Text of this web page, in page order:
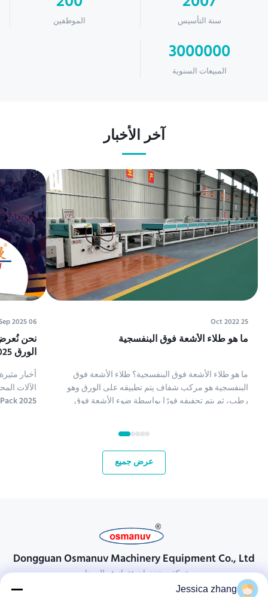
سنة التأسيس الموظفين
3000000
المبيعات السنوية
آخر الأخبار
25 Oct 2022
ما هو طلاء الأشعة فوق البنفسجية
ما هو طلاء الأشعة فوق البنفسجية؟ طلاء الأشعة فوق
البنفسجية هو مركب شفاف يتم تطبيقه على الورق وهو
رطب، ثم يتم تجفيفه فورًا بواسطة ضوء الأشعة فوق
الأشعة فوق البنفسجية). تُستخدم عدة أنواع من المركبات
لطلاء الورق؛ تشمل كيماويات طلاء الأشعة فوق البنفسج...
06 Sep 2025
نحن
الورق ME، Tissue ME&Print Pack 2 2025
أخبار
الآلات
عرض جميع
Dongguan Osmanuv Machinery Equipment Co., Ltd
شركة دونغغغوان عثمانوف للمعدات
Jessica zhang